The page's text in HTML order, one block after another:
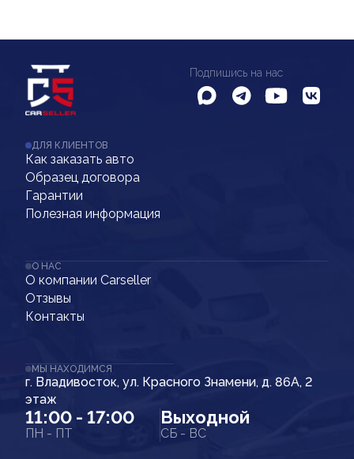
Подпишись на нас
ДЛЯ КЛИЕНТОВ
Как заказать авто
Образец договора
Гарантии
Полезная информация
О НАС
О компании Carseller
Отзывы
Контакты
МЫ НАХОДИМСЯ
г. Владивосток, ул. Красного Знамени, д. 86А, 2
этаж
11:00 - 17:00
ПН - ПТ
Выходной
СБ - ВС